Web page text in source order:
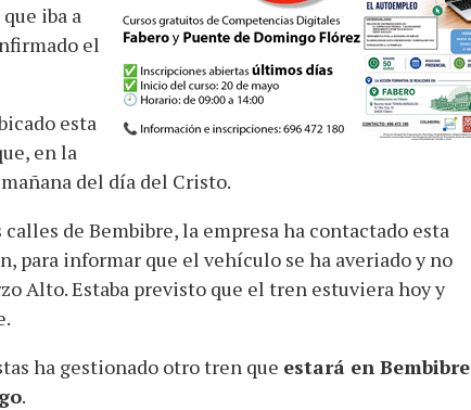
iba a
el
esta
en la
del día del Cristo.
de Bembibre, la empresa ha contactado esta
para informar que el vehículo se ha averiado y no
Alto. Estaba previsto que el tren estuviera hoy y
ha gestionado otro tren que estará en Bembibre
.